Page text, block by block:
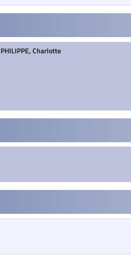
PHILIPPE, Charlotte